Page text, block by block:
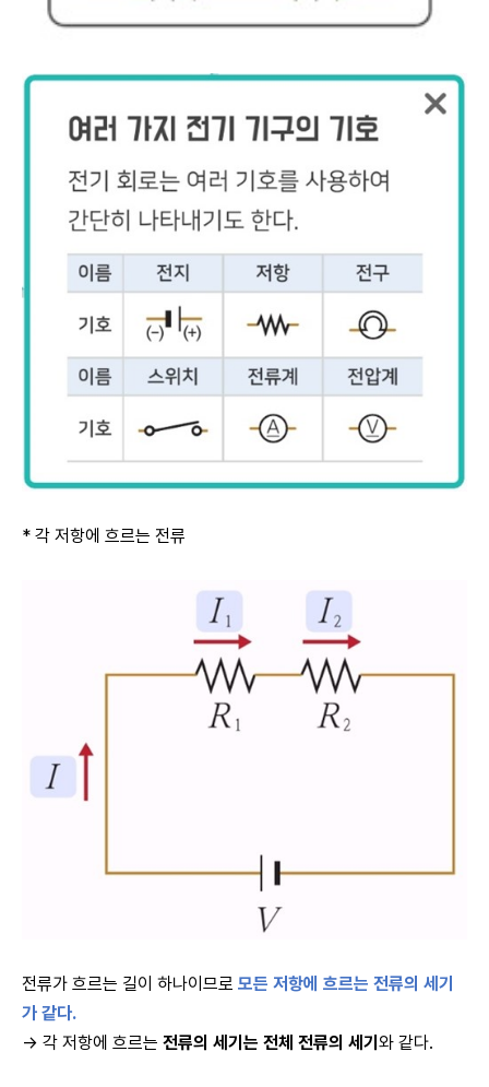
* 각 저항에 흐르는 전류
전류가 흐르는 길이 하나이므로 모든 저항에 흐르는 전류의 세기
가 같다.
→ 각 저항에 흐르는 전류의 세기는 전체 전류의 세기 와 같다.